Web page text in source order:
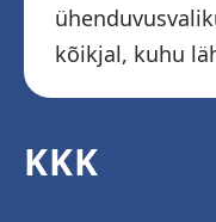
kõikjal, kuhu
KKK